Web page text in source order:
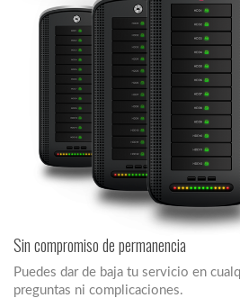
Sin compromiso de permanencia
Puedes dar de baja tu servicio en
preguntas ni complicaciones.